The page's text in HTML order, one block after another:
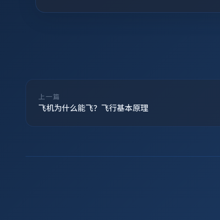
上一篇
飞机为什么能飞？飞行基本原理